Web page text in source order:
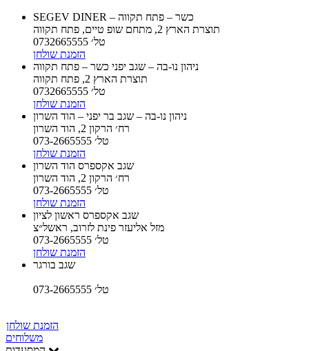
SEGEV DINER – כשר – פתח תקווה
תוצרת הארץ 2, מתחם שופ טיים, פתח תקווה
טל׳ 0732665555
הזמנת שולחן
ניהון נו-בה – שגב יפני כשר – פתח תקווה
תוצרת הארץ 2, פתח תקווה
טל׳ 0732665555
הזמנת שולחן
ניהון נו-בה – שגב בר יפני – הוד השרון
רח׳ הרקון 2, הוד השרון
טל׳ 073-2665555
הזמנת שולחן
שגב אקספרס הוד השרון
רח׳ הרקון 2, הוד השרון
טל׳ 073-2665555
הזמנת שולחן
שגב אקספרס ראשון לציון
מזל אליעזר פינת לזרוב, ראשל״צ
טל׳ 073-2665555
הזמנת שולחן
שגב בורגר
טל׳ 073-2665555
הזמנת שולחן
משלוחים